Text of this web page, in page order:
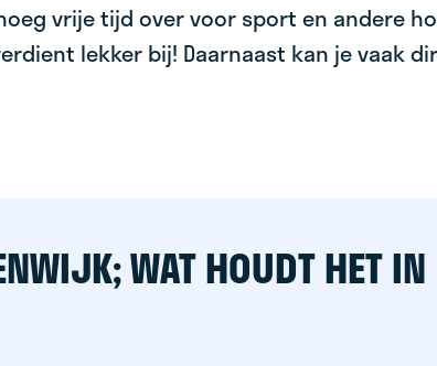
vrije tijd over voor sport en andere
lekker bij! Daarnaast kan je vaak
WAT HOUDT HET IN